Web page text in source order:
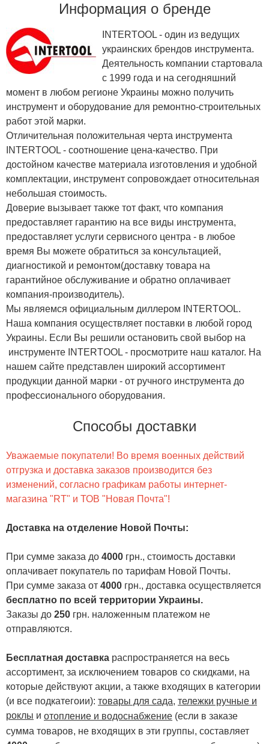
Информация о бренде
INTERTOOL - один из ведущих
украинских брендов инструмента.
Деятельность компании стартовала
с 1999 года и на сегодняшний
момент в любом регионе Украины можно получить
инструмент и оборудование для ремонтно-строительных
работ этой марки.
Отличительная положительная черта инструмента
INTERTOOL - соотношение цена-качество. При
достойном качестве материала изготовления и удобной
комплектации, инструмент сопровождает относительная
небольшая стоимость.
Доверие вызывает также тот факт, что компания
предоставляет гарантию на все виды инструмента,
предоставляет услуги сервисного центра - в любое
время Вы можете обратиться за консультацией,
диагностикой и ремонтом(доставку товара на
гарантийное обслуживание и обратно оплачивает
компания-производитель).
Мы являемся официальным диллером INTERTOOL.
Наша компания осуществляет поставки в любой город
Украины. Если Вы решили остановить свой выбор на
инструменте INTERTOOL - просмотрите наш каталог. На
нашем сайте представлен широкий ассортимент
продукции данной марки - от ручного инструмента до
профессионального оборудования.
Способы доставки
Уважаемые покупатели! Во время военных действий
отгрузка и доставка заказов производится без
изменений, согласно графикам работы интернет-
магазина "RT" и ТОВ "Новая Почта"!
Доставка на отделение Новой Почты:
При сумме заказа до 4000 грн., стоимость доставки
оплачивает покупатель по тарифам Новой Почты.
При сумме заказа от 4000 грн., доставка осуществляется
бесплатно по всей территории Украины.
Заказы до 250 грн. наложенным платежом не
отправляются.
Бесплатная доставка распространяется на весь
ассортимент, за исключением товаров со скидками, на
которые действуют акции, а также входящих в категории
(и все подкатегоии): товары для сада, тележки ручные и
роклы и отопление и водоснабжение (если в заказе
сумма товаров, не входящих в эти группы, составляет